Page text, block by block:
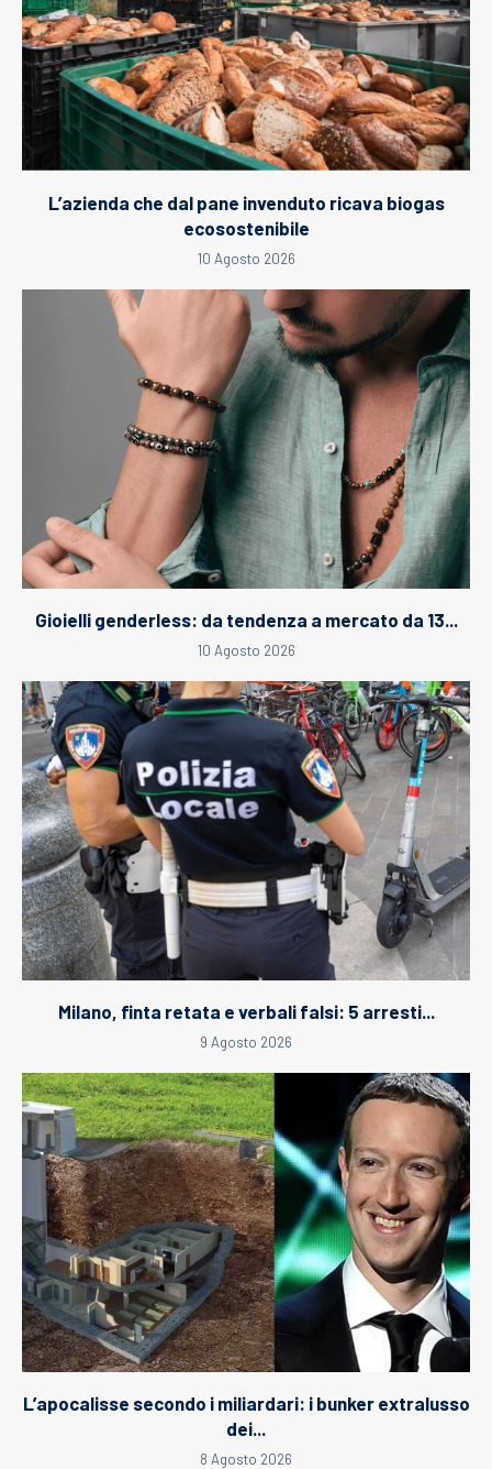
L’azienda che dal pane invenduto ricava biogas
ecosostenibile
10 Agosto 2026
Gioielli genderless: da tendenza a mercato da 13...
10 Agosto 2026
Milano, finta retata e verbali falsi: 5 arresti...
9 Agosto 2026
L’apocalisse secondo i miliardari: i bunker extralusso
dei...
8 Agosto 2026